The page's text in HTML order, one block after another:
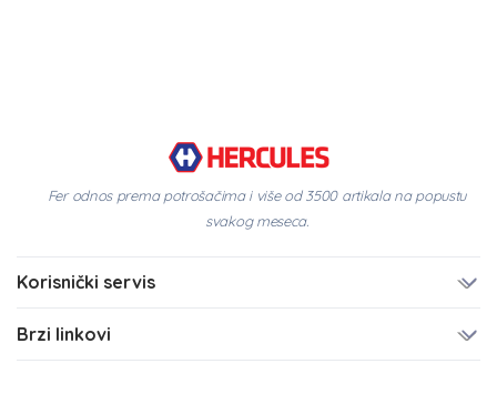
Fer odnos prema potrošačima i više od 3500 artikala na popustu
svakog meseca.
Korisnički servis
Brzi linkovi